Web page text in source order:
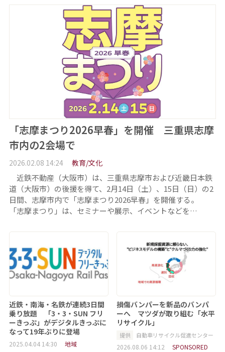
「志摩まつり2026早春」を開催 三重県志摩
市内の2会場で
2026.02.08 14:24 教育/文化
近鉄不動産（大阪市）は、三重県志摩市および近畿日本鉄
道（大阪市）の後援を得て、2月14日（土）、15日（日）の2
日間、志摩市内で「志摩まつり2026早春」を開催する。
「志摩まつり」は、セミナーや展示、イベントなどを…
近鉄・南海・名鉄が連続3日間
乗り放題 「3・3・SUN フリ
ーきっぷ」がデジタルきっぷに
なって19年ぶりに登場
2025.04.04 14:30 地域
損傷バンパーを新品のバンパ
ーへ マツダが取り組む「水平
リサイクル」
提供 自動車リサイクル促進センター
2026.08.06 14:12 SPONSORED